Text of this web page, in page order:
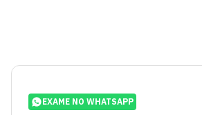
EXAME NO WHATSAPP